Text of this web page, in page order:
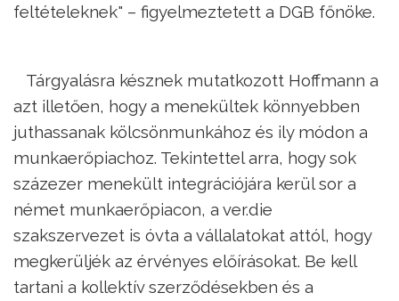
feltételeknek" – figyelmeztetett a DGB főnöke.
Tárgyalásra késznek mutatkozott Hoffmann a
azt illetően, hogy a menekültek könnyebben
juthassanak kölcsönmunkához és ily módon a
munkaerőpiachoz. Tekintettel arra, hogy sok
százezer menekült integrációjára kerül sor a
német munkaerőpiacon, a ver.die
szakszervezet is óvta a vállalatokat attól, hogy
megkerüljék az érvényes előírásokat. Be kell
tartani a kollektív szerződésekben és a